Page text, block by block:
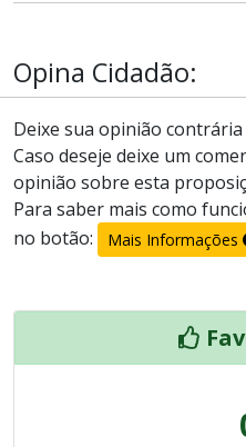
Opina Cidadão:
Deixe sua opinião
Caso deseje deixe um
opinião sobre esta
Para saber mais como
no botão:
Mais Informações